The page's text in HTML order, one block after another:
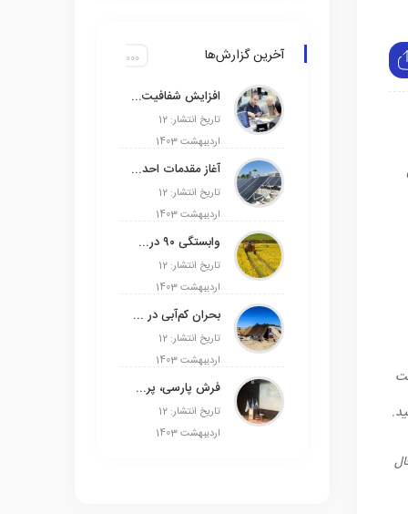
.
آخرین گزارش‌ها
افزایش شفافیت مالی با حذف ۳۵۰ میلیون حساب بانکی
تاریخ انتشار: 12
اردیبهشت 1403
آغاز مقدمات احداث نیروگاه‌های انرژی خورشیدی ۱۳۰۰ مگاواتی در ورامین
تاریخ انتشار: 12
اردیبهشت 1403
وابستگی ۹۰ درصدی روغن به واردات/ تولیدکننده انگیزه‌ای برای کشت دانه‌های روغنی ندارد
تاریخ انتشار: 12
اردیبهشت 1403
بحران کم‌آبی در مناطق عشایری استان مرکزی/خطر مهاجرت گسترده عشایر استان
تاریخ انتشار: 12
اردیبهشت 1403
فرش پارسی، پرچم دوم ایران است
تاریخ انتشار: 12
اردیبهشت 1403